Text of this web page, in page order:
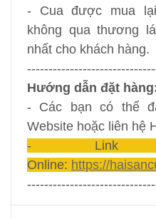
- Cua được mua
không qua thương
nhất cho khách hàng.
Hướng dẫn đặt
- Các bạn có thể
Website hoặc liên hệ
- Link
Online: https://